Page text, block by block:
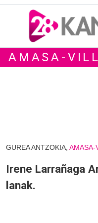
AMASA-
GUREA ANTZOKIA, AMASA-
Irene Larrañaga
lanak.